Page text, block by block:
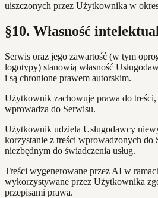
uiszczonych przez Użytkownika w
§10. Własność
Serwis oraz jego zawartość (w tym
logotypy) stanowią własność
i są chronione prawem autorskim.
Użytkownik zachowuje prawa do
wprowadza do Serwisu.
Użytkownik udziela Usługodawcy
korzystanie z treści wprowadzonych do
niezbędnym do świadczenia usług.
Treści wygenerowane przez AI w
wykorzystywane przez Użytkownika
przepisami prawa.